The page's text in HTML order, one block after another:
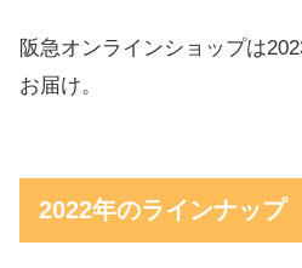
阪急オンラインショップは
お届け。
2022年のラインナップ